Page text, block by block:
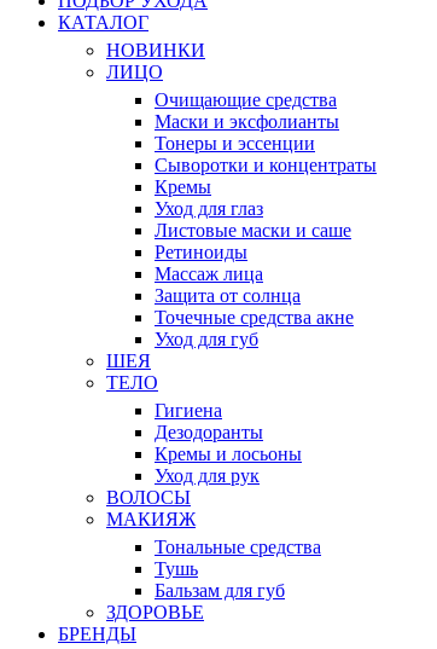
КАТАЛОГ
НОВИНКИ
ЛИЦО
Очищающие средства
Маски и эксфолианты
Тонеры и эссенции
Сыворотки и концентраты
Кремы
Уход для глаз
Листовые маски и саше
Ретиноиды
Массаж лица
Защита от солнца
Точечные средства акне
Уход для губ
ШЕЯ
ТЕЛО
Гигиена
Дезодоранты
Кремы и лосьоны
Уход для рук
ВОЛОСЫ
МАКИЯЖ
Тональные средства
Тушь
Бальзам для губ
ЗДОРОВЬЕ
БРЕНДЫ